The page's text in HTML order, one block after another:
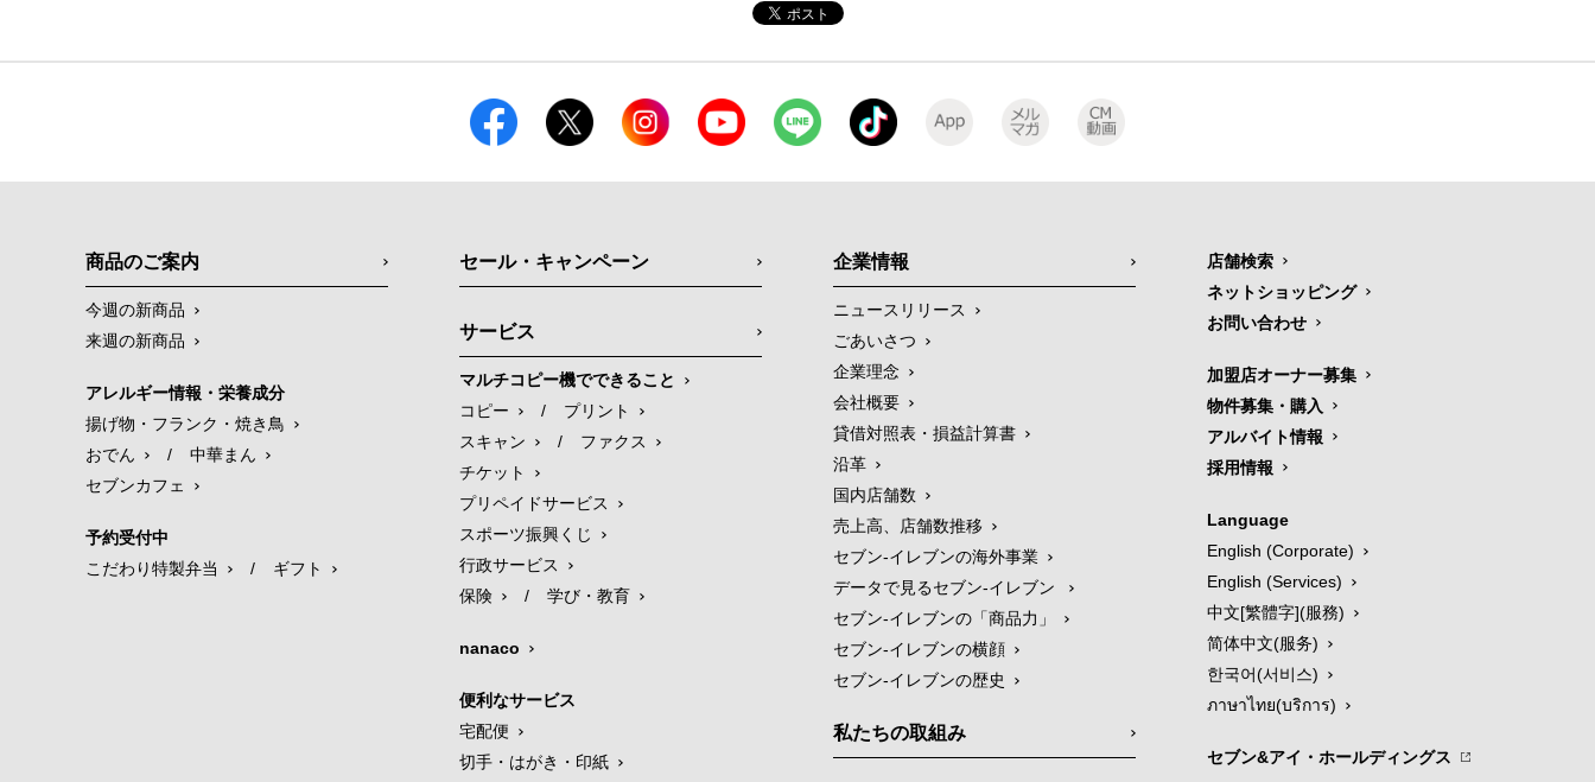
商品のご案内
今週の新商品
来週の新商品
アレルギー情報・栄養成分
揚げ物・フランク・焼き鳥
おでん
/
中華まん
セブンカフェ
予約受付中
こだわり特製弁当
/ ギフト
セール・キャンペーン
サービス
マルチコピー機でできること
コピー
/
プリント
スキャン
/
ファクス
チケット
プリペイドサービス
スポーツ振興くじ
行政サービス
保険
/ 学び・教育
nanaco
便利なサービス
宅配便
切手・はがき・印紙
企業情報
ニュースリリース
ごあいさつ
企業理念
会社概要
貸借対照表・損益計算書
沿革
国内店舗数
売上高、店舗数推移
セブン‐イレブンの海外事業
データで見るセブン‐イレブン
セブン‐イレブンの「商品力」
セブン-イレブンの横顔
セブン-イレブンの歴史
私たちの取組み
店舗検索
ネットショッピング
お問い合わせ
加盟店オーナー募集
物件募集・購入
アルバイト情報
採用情報
Language
English (Corporate)
English (Services)
中文[繁體字](服務)
简体中文(服务)
한국어(서비스)
ภาษาไทย(บริการ)
セブン&アイ・ホールディングス